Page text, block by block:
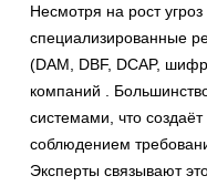
Несмотря на рост угроз
специализированные
(DAM, DBF, DCAP,
компаний .
системами, что
соблюдением
Эксперты связывают